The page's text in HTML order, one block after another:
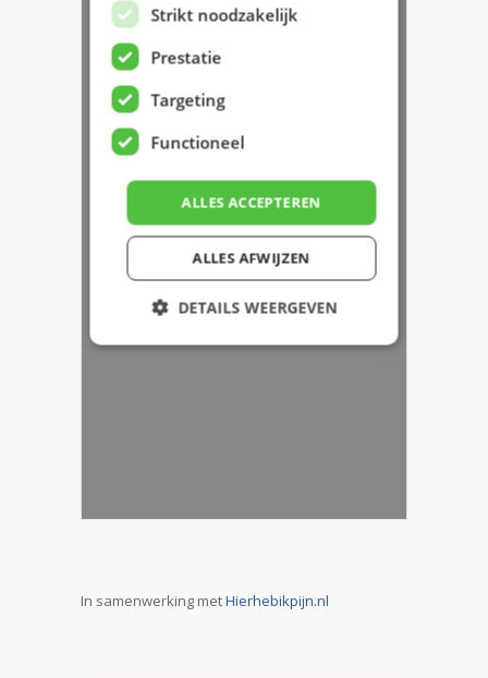
In samenwerking metHierhebikpijn.nl